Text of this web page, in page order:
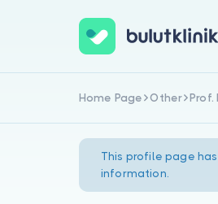
Home Page Other Prof.
This profile page
information.